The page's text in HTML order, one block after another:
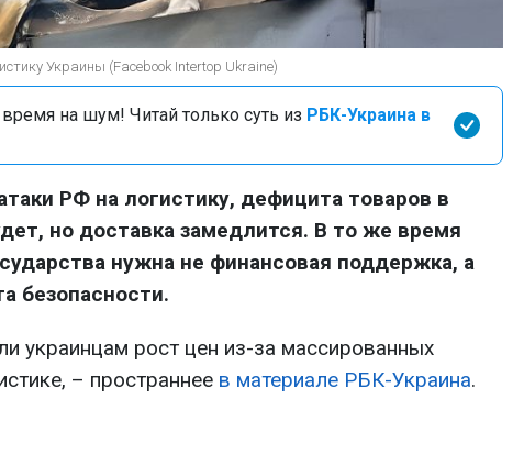
Украины (Facebook Intertop Ukraine)
время на шум! Читай только суть из РБК-Украина в
РФ на логистику, дефицита товаров в
но доставка замедлится. В то же время
нужна не финансовая поддержка, а
безопасности.
украинцам рост цен из-за массированных
– пространнее в материале РБК-Украина.